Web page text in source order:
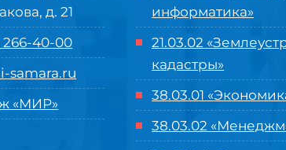
д. 21
266-40-00
samara.ru
«МИР»
информатика»
21.03.02
кадастры»
38.03.01
38.03.02